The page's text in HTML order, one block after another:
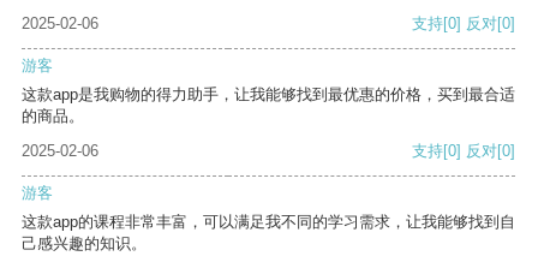
2025-02-06
支持[0] 反对[0]
游客
这款app是我购物的得力助手，让我能够找到最优惠的价格，买到最合适
的商品。
2025-02-06
支持[0] 反对[0]
游客
这款app的课程非常丰富，可以满足我不同的学习需求，让我能够找到自
己感兴趣的知识。